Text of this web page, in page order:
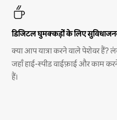
डिजिटल घुमक्कड़ों के लिए
क्या आप यात्रा करने वाले पेशेवर हैं?
जहाँ हाई-स्पीड वाईफ़ाई और काम
हैं।